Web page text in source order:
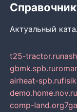
Актуальный
t25-tractor.ru
gbmk.spb.ru
airheat-spb.ru
demo.home.nov.ru
comp-land.org